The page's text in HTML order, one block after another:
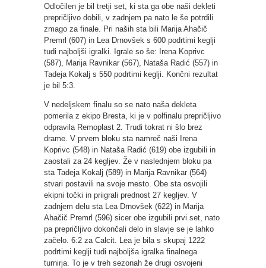
Odločilen je bil tretji set, ki sta ga obe naši dekleti
prepričljivo dobili, v zadnjem pa nato le še potrdili
zmago za finale. Pri naših sta bili Marija Ahačič
Premrl (607) in Lea Drnovšek s 600 podrtimi keglji
tudi najboljši igralki. Igrale so še: Irena Koprivc
(587), Marija Ravnikar (567), Nataša Radić (557) in
Tadeja Kokalj s 550 podrtimi keglji. Končni rezultat
je bil 5:3.
V nedeljskem finalu so se nato naša dekleta
pomerila z ekipo Bresta, ki je v polfinalu prepričljivo
odpravila Remoplast 2. Trudi tokrat ni šlo brez
drame. V prvem bloku sta namreč naši Irena
Koprivc (548) in Nataša Radić (619) obe izgubili in
zaostali za 24 kegljev. Že v naslednjem bloku pa
sta Tadeja Kokalj (589) in Marija Ravnikar (564)
stvari postavili na svoje mesto. Obe sta osvojili
ekipni točki in priigrali prednost 27 kegljev. V
zadnjem delu sta Lea Drnovšek (622) in Marija
Ahačič Premrl (596) sicer obe izgubili prvi set, nato
pa prepričljivo dokončali delo in slavje se je lahko
začelo. 6:2 za Calcit. Lea je bila s skupaj 1222
podrtimi keglji tudi najboljša igralka finalnega
turnirja. To je v treh sezonah že drugi osvojeni